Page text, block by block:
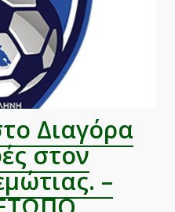
Διαγόρα
στον
–